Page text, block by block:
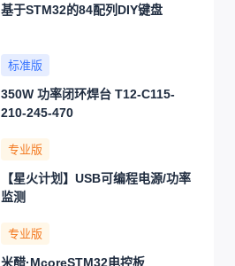
基于STM32的84配列DIY键盘
标准版
350W 功率闭环焊台 T12-C115-
210-245-470
专业版
【星火计划】USB可编程电源/功率
监测
专业版
米醋·McoreSTM32电控板